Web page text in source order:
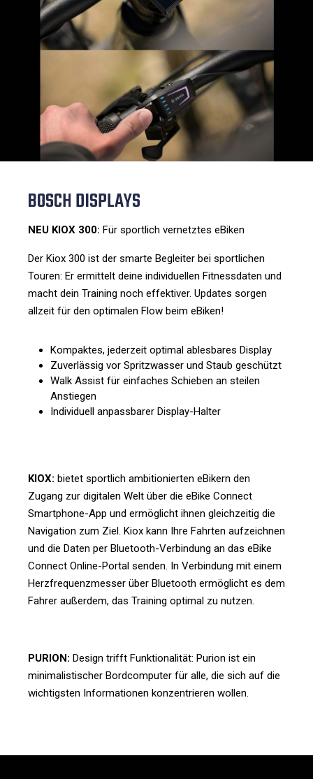
BOSCH DISPLAYS
NEU KIOX 300: Für sportlich vernetztes eBiken
Der Kiox 300 ist der smarte Begleiter bei sportlichen
Touren: Er ermittelt deine individuellen Fitnessdaten und
macht dein Training noch effektiver. Updates sorgen
allzeit für den optimalen Flow beim eBiken!
Kompaktes, jederzeit optimal ablesbares Display
Zuverlässig vor Spritzwasser und Staub geschützt
Walk Assist für einfaches Schieben an steilen
Anstiegen
Individuell anpassbarer Display-Halter
KIOX: bietet sportlich ambitionierten eBikern den
Zugang zur digitalen Welt über die eBike Connect
Smartphone-App und ermöglicht ihnen gleichzeitig die
Navigation zum Ziel. Kiox kann Ihre Fahrten aufzeichnen
und die Daten per Bluetooth-Verbindung an das eBike
Connect Online-Portal senden. In Verbindung mit einem
Herzfrequenzmesser über Bluetooth ermöglicht es dem
Fahrer außerdem, das Training optimal zu nutzen.
PURION: Design trifft Funktionalität: Purion ist ein
minimalistischer Bordcomputer für alle, die sich auf die
wichtigsten Informationen konzentrieren wollen.